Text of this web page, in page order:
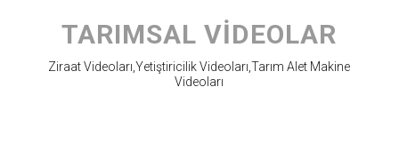
content
TARIMSAL VIDEOLAR
Ziraat Videoları,Yetiştiricilik Videoları,Tarım Alet Makine
Videoları